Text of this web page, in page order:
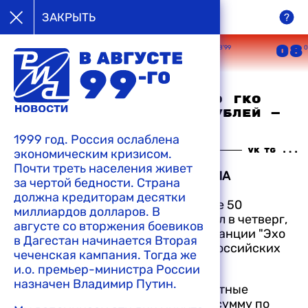
в августе
99-го
05 08’99 06 08’99 08
Государство задолжало
коммерческим банкам по ГКО
более 50 миллиардов рублей —
20:08 05-08-1999
МОСКВА, 5 августа, 1999. /Корр. РИА
Новости/. Государство задолжало
коммерческим банкам по ГКО более 50
миллиардов рублей. Об этом заявил в четверг,
выступая в прямом эфире радиостанции "Эхо
Москвы", президент Ассоциации российских
банков (АРБ) Сергей Егоров.
По его данным, бюджет или бюджетные
организации должны вернуть эту сумму по
ЗАКРЫТЬ
1999 год. Россия ослаблена
экономическим кризисом.
Почти треть населения живет
за чертой бедности. Страна
должна кредиторам десятки
миллиардов долларов. В
августе со вторжения боевиков
в Дагестан начинается Вторая
чеченская кампания. Тогда же
и.о. премьер-министра России
назначен Владимир Путин.